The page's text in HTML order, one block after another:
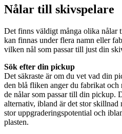
Nålar till skivspelare
Det finns väldigt många olika nålar
kan finnas under flera namn eller
vilken nål som passar till just din
Sök efter din pickup
Det säkraste är om du vet vad din
den blå fliken anger du fabrikat och
de nålar som passar till din pickup.
alternativ, ibland är det stor skillnad
stor uppgraderingspotential och
plasten.